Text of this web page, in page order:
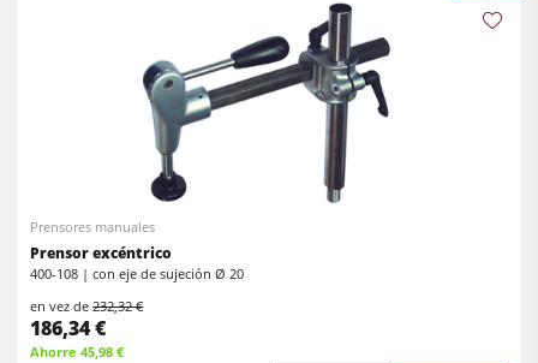
Prensores manuales
Prensor excéntrico
400-108 | con eje de sujeción Ø 20
en vez de232,32 €
186,34 €
Ahorre 45,98 €